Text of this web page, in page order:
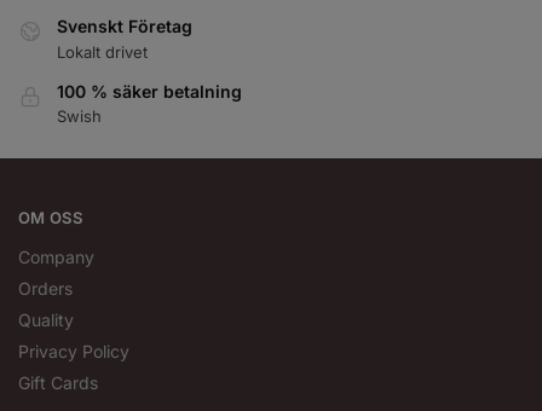
Svenskt Företag
Lokalt drivet
100 % säker betalning
Swish
OM OSS
Company
Orders
Quality
Privacy Policy
Gift Cards